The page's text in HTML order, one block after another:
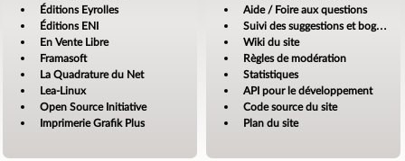
Éditions Eyrolles
Éditions ENI
En Vente Libre
Framasoft
La Quadrature du Net
Lea-Linux
Open Source Initiative
Imprimerie Grafik Plus
Aide / Foire aux questions
Suivi des suggestions et bogues
Wiki du site
Règles de modération
Statistiques
API pour le développement
Code source du site
Plan du site